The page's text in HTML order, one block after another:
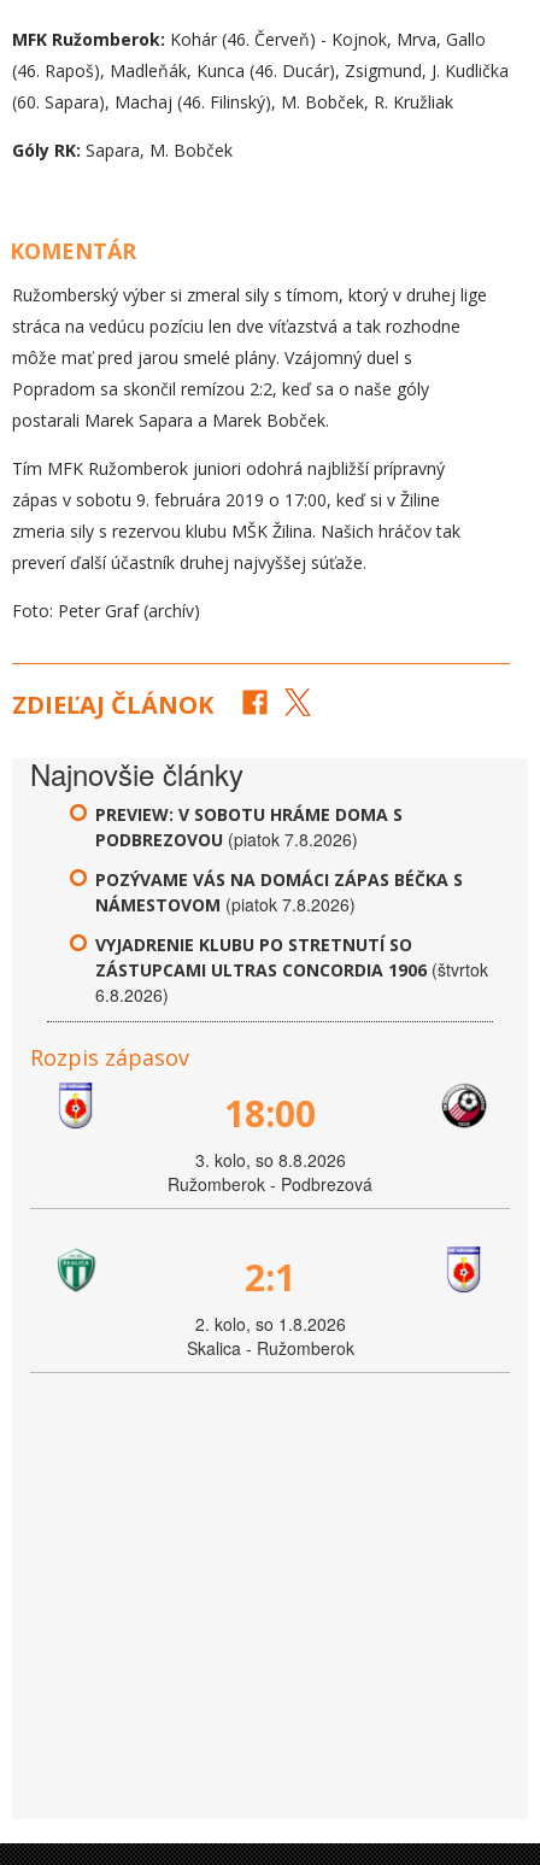
MFK Ružomberok: Kohár (46. Červeň) - Kojnok, Mrva, Gallo
(46. Rapoš), Madleňák, Kunca (46. Ducár), Zsigmund, J. Kudlička
(60. Sapara), Machaj (46. Filinský), M. Bobček, R. Kružliak
Góly RK: Sapara, M. Bobček
KOMENTÁR
Ružomberský výber si zmeral sily s tímom, ktorý v druhej lige
stráca na vedúcu pozíciu len dve víťazstvá a tak rozhodne
môže mať pred jarou smelé plány. Vzájomný duel s
Popradom sa skončil remízou 2:2, keď sa o naše góly
postarali Marek Sapara a Marek Bobček.
Tím MFK Ružomberok juniori odohrá najbližší prípravný
zápas v sobotu 9. februára 2019 o 17:00, keď si v Žiline
zmeria sily s rezervou klubu MŠK Žilina. Našich hráčov tak
preverí ďalší účastník druhej najvyššej súťaže.
Foto: Peter Graf (archív)
ZDIEĽAJ ČLÁNOK
Najnovšie články
PREVIEW: V SOBOTU HRÁME DOMA S
PODBREZOVOU (piatok 7.8.2026)
POZÝVAME VÁS NA DOMÁCI ZÁPAS BÉČKA S
NÁMESTOVOM (piatok 7.8.2026)
VYJADRENIE KLUBU PO STRETNUTÍ SO
ZÁSTUPCAMI ULTRAS CONCORDIA 1906 (štvrtok
6.8.2026)
Rozpis zápasov
18:00
3. kolo, so 8.8.2026
Ružomberok - Podbrezová
2:1
2. kolo, so 1.8.2026
Skalica - Ružomberok